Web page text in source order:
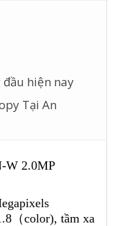
hiện nay
Tại An
W 2.0MP
（color), tầm xa